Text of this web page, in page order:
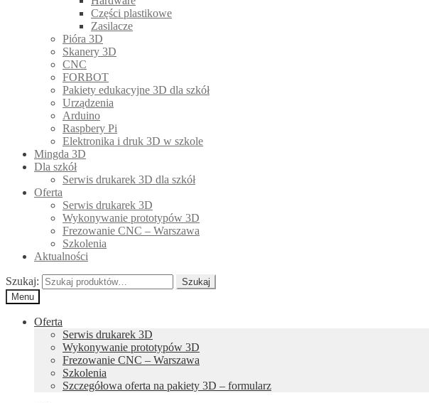
Części plastikowe
Zasilacze
Pióra 3D
Skanery 3D
CNC
FORBOT
Pakiety edukacyjne 3D dla szkół
Urządzenia
Arduino
Raspbery Pi
Elektronika i druk 3D w szkole
Mingda 3D
Dla szkół
Serwis drukarek 3D dla szkół
Oferta
Serwis drukarek 3D
Wykonywanie prototypów 3D
Frezowanie CNC – Warszawa
Szkolenia
Aktualności
Szukaj:
Szukaj
Menu
Oferta
Serwis drukarek 3D
Wykonywanie prototypów 3D
Frezowanie CNC – Warszawa
Szkolenia
Szczegółowa oferta na pakiety 3D – formularz